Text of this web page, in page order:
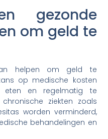
gezonde
om geld te
helpen om geld te
op medische kosten
eten en regelmatig te
ziekten zoals
worden verminderd,
behandelingen en